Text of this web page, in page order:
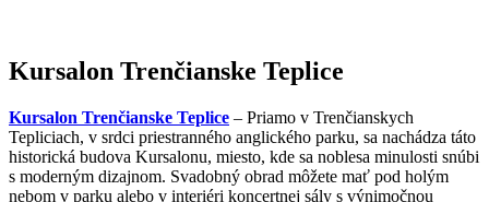
Kursalon Trenčianske Teplice
Kursalon Trenčianske Teplice – Priamo v Trenčianskych
Tepliciach, v srdci priestranného anglického parku, sa nachádza táto
historická budova Kursalonu, miesto, kde sa noblesa minulosti snúbi
s moderným dizajnom. Svadobný obrad môžete mať pod holým
nebom v parku alebo v interiéri koncertnej sály s výnimočnou